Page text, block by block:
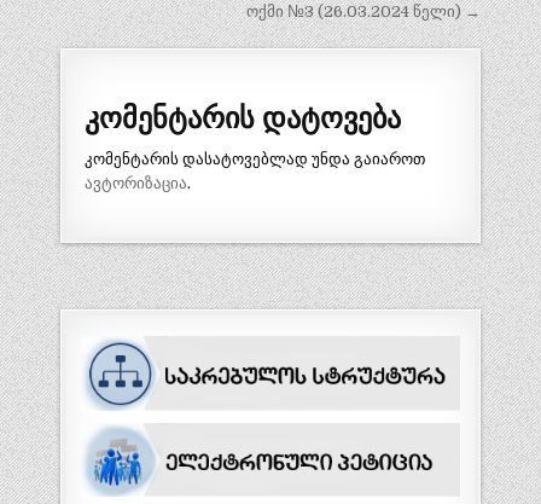
ოქმი №3 (26.03.2024 წელი) →
კომენტარის დატოვება
კომენტარის დასატოვებლად უნდა გაიაროთ
ავტორიზაცია.